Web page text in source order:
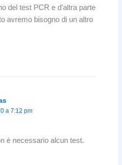
del test PCR e d'altra parte
avremo bisogno di un altro
a 7:12 pm
è necessario alcun test.